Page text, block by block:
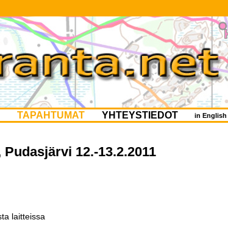
TAPAHTUMAT YHTEYSTIEDOT in English
12.-13.2.2011
laitteissa